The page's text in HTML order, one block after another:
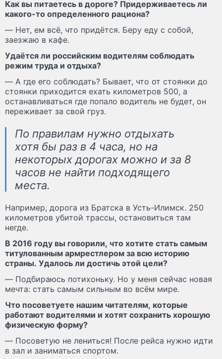
Как вы питаетесь в дороге? Придерживаетесь ли
какого-то определенного рациона?
— Нет, ем всё, что придётся. Беру еду с собой,
заезжаю в кафе.
Удаётся ли российским водителям соблюдать
режим труда и отдыха?
— А где его соблюдать? Бывает, что от стоянки до
стоянки приходится ехать километров 500, а
останавливаться где попало водитель не будет, он
переживает за свой груз.
По правилам нужно отдыхать
хотя бы раз в 4 часа, но на
некоторых дорогах можно и за 8
часов не найти подходящего
места.
Например, дорога из Братска в Усть-Илимск. 250
километров убитой трассы, остановиться там
негде.
В 2016 году вы говорили, что хотите стать самым
титулованным армрестлером за всю историю
страны. Удалось ли достичь этой цели?
— Подбираюсь потихоньку. Но у меня сейчас новая
мечта: стать самым сильным во всём мире.
Что посоветуете нашим читателям, которые
работают водителями и хотят сохранить хорошую
физическую форму?
— Посоветую не лениться! После рейса нужно идти
в зал и заниматься спортом.